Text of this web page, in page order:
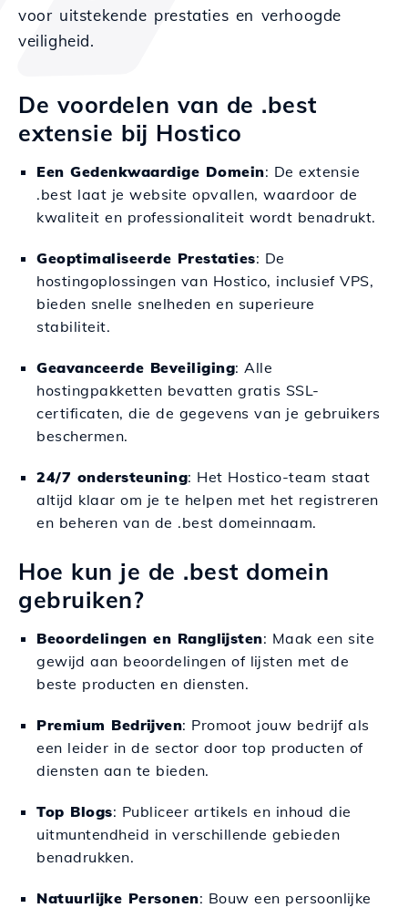
voor uitstekende prestaties en verhoogde
veiligheid.
De voordelen van de .best
extensie bij Hostico
Een Gedenkwaardige Domein: De extensie
.best laat je website opvallen, waardoor de
kwaliteit en professionaliteit wordt benadrukt.
Geoptimaliseerde Prestaties: De
hostingoplossingen van Hostico, inclusief VPS,
bieden snelle snelheden en superieure
stabiliteit.
Geavanceerde Beveiliging: Alle
hostingpakketten bevatten gratis SSL-
certificaten, die de gegevens van je gebruikers
beschermen.
24/7 ondersteuning: Het Hostico-team staat
altijd klaar om je te helpen met het registreren
en beheren van de .best domeinnaam.
Hoe kun je de .best domein
gebruiken?
Beoordelingen en Ranglijsten: Maak een site
gewijd aan beoordelingen of lijsten met de
beste producten en diensten.
Premium Bedrijven: Promoot jouw bedrijf als
een leider in de sector door top producten of
diensten aan te bieden.
Top Blogs: Publiceer artikels en inhoud die
uitmuntendheid in verschillende gebieden
benadrukken.
Natuurlijke Personen: Bouw een persoonlijke